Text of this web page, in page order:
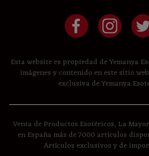
Esta website es propiedad de Yemanya
imágenes y contenido en este sitio
exclusiva de Yemanya
Venta de Productos Esotéricos, La
en España más de 7000 artículos
Artículos exclusivos y de